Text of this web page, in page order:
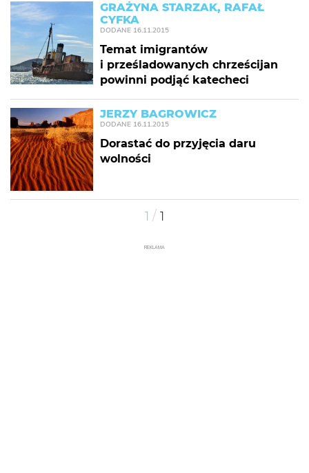
GRAŻYNA STARZAK, RAFAŁ
CYFKA
DODANE 16.11.2015
Temat imigrantów
i prześladowanych chrześcijan
powinni podjąć katecheci
JERZY BAGROWICZ
DODANE 16.11.2015
Dorastać do przyjęcia daru
wolności
1 / 1
REKLAMA